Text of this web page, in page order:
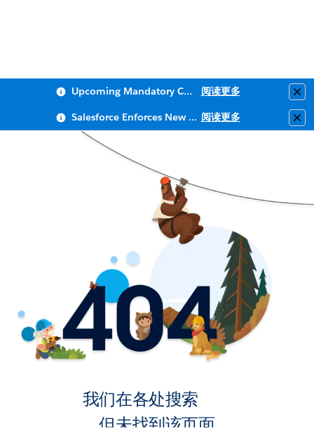
Upcoming Mandatory Changes to Public Key Infrastructure (PKI) 阅读更多
Salesforce Enforces New Security Requirements in Summer 2026 阅读更多
我们在各处搜索
，但未找到该页面。